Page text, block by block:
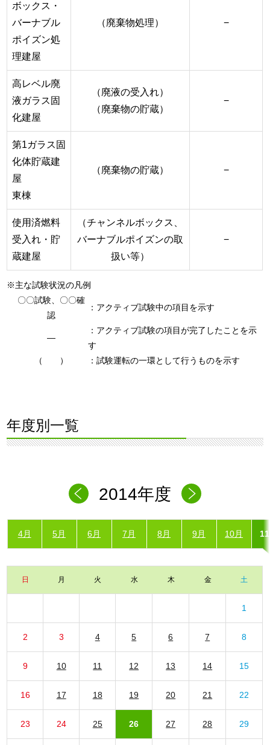
ボックス・
バーナブル
ポイズン処
理建屋
（廃棄物処理） −
高レベル廃
液ガラス固
化建屋
（廃液の受入れ）
（廃棄物の貯蔵）
−
第1ガラス固
化体貯蔵建
屋
東棟
（廃棄物の貯蔵） −
使用済燃料
受入れ・貯
蔵建屋
（チャンネルボックス、
バーナブルポイズンの取
扱い等）
−
※主な試験状況の凡例
〇〇試験、〇〇確
認
：アクティブ試験中の項目を示す
―
：アクティブ試験の項目が完了したことを示
す
（ ）
：試験運転の一環として行うものを示す
年度別一覧
2014年度
4月 5月 6月 7月 8月 9月 10月
日 月 火 水 木 金 土
1
2 3 4 5 6 7 8
9 10 11 12 13 14 15
16 17 18 19 20 21 22
23 24 25 26 27 28 29